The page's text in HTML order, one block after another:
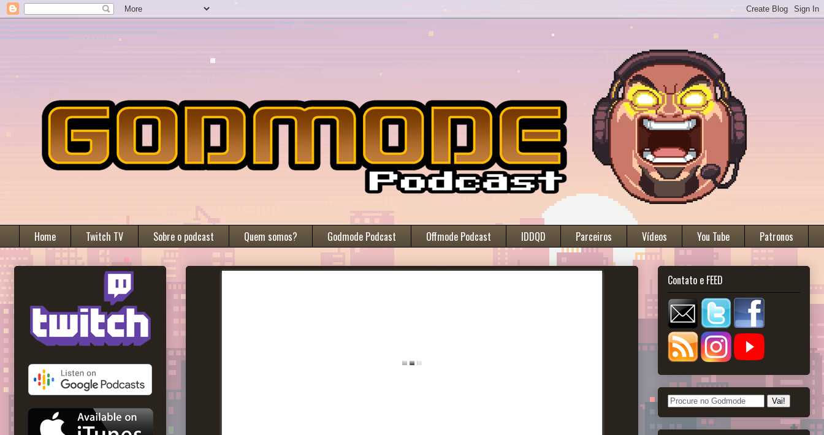
Home Twitch TV Sobre o podcast Quem somos? Godmode Podcast Offmode Podcast IDDQD Parceiros Vídeos You Tube Patronos
Contato e FEED